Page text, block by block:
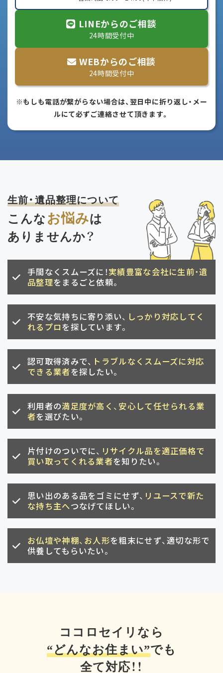
LINEからのご相談
24時間受付中
WEBからのご相談
24時間受付中
※もしも電話が繋がらない場合は、翌日中に折り返し・メー
ルにて必ずご連絡させて頂きます。
生前・遺品整理について
こんなお悩みは
ありませんか？
手間なくスムーズに！実績豊富な会社に生前・遺
品整理をまるごと依頼。
不安な気持ちに寄り添い、 しっかり対応してく
れるプロを探しています。
認可取得済みで、 トラブルなくスムーズに対応
できる業者を探したい。
利用者の満足度が高く、安心して任せられる業
者を選びたい。
片付けのついでに、 リサイクル品を適正価格で
買い取ってくれる業者を知りたい。
思い出のある品をゴミにせず、 リユースで新た
な持ち主へつなげてほしい。
お仏壇や神棚、お人形を粗末にせず、適切な形で
供養してもらいたい。
ココロセイリなら
“どんなお住まい”でも
全て対応！！